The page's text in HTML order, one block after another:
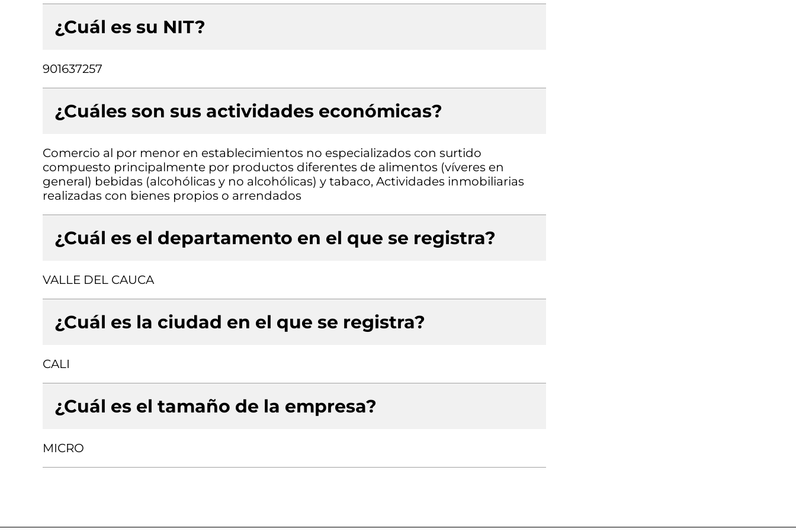
¿Cuál es su NIT?
901637257
¿Cuáles son sus actividades económicas?
Comercio al por menor en establecimientos no especializados con surtido
compuesto principalmente por productos diferentes de alimentos (víveres en
general) bebidas (alcohólicas y no alcohólicas) y tabaco, Actividades inmobiliarias
realizadas con bienes propios o arrendados
¿Cuál es el departamento en el que se registra?
VALLE DEL CAUCA
¿Cuál es la ciudad en el que se registra?
CALI
¿Cuál es el tamaño de la empresa?
MICRO